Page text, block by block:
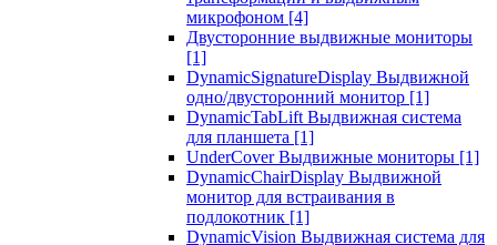
микрофоном [4]
Двусторонние выдвижные мониторы
[1]
DynamicSignatureDisplay Выдвижной
одно/двусторонний монитор [1]
DynamicTabLift Выдвижная система
для планшета [1]
UnderCover Выдвижные мониторы [1]
DynamicChairDisplay Выдвижной
монитор для встраивания в
подлокотник [1]
DynamicVision Выдвижная система для